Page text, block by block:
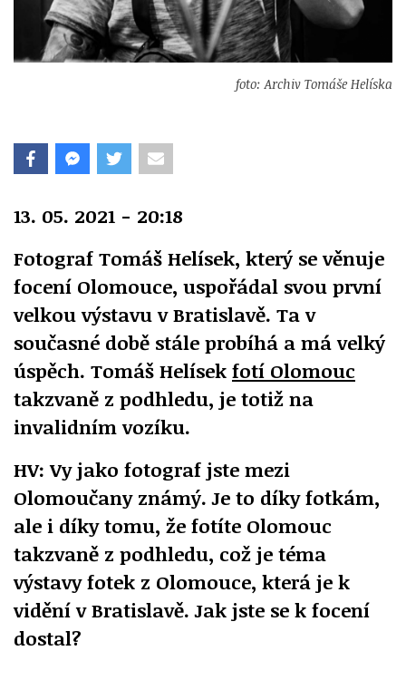
foto: Archiv Tomáše Helíska
13. 05. 2021 - 20:18
Fotograf Tomáš Helísek, který se věnuje
focení Olomouce, uspořádal svou první
velkou výstavu v Bratislavě. Ta v
současné době stále probíhá a má velký
úspěch. Tomáš Helísek fotí Olomouc
takzvaně z podhledu, je totiž na
invalidním vozíku.
HV: Vy jako fotograf jste mezi
Olomoučany známý. Je to díky fotkám,
ale i díky tomu, že fotíte Olomouc
takzvaně z podhledu, což je téma
výstavy fotek z Olomouce, která je k
vidění v Bratislavě. Jak jste se k focení
dostal?